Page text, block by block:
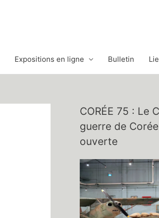
Expositions en ligne Bulletin
CORÉE 75 : Le
guerre de
ouverte